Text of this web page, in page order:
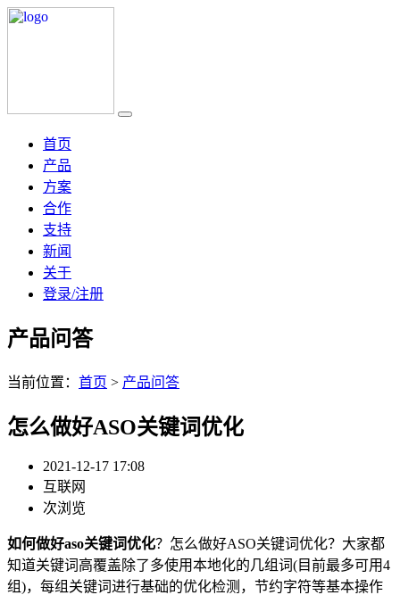
首页
产品
方案
合作
支持
新闻
关于
登录/注册
产品问答
当前位置： 首页 > 产品问答
怎么做好ASO关键词优化
2021-12-17 17:08
互联网
次浏览
如何做好aso关键词优化？怎么做好ASO关键词优化？大家都
知道关键词高覆盖除了多使用本地化的几组词(目前最多可用4
组)，每组关键词进行基础的优化检测，节约字符等基本操作